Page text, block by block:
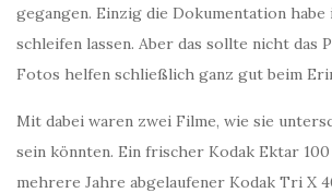
gegangen. Einzig die Dokumentation habe
schleifen lassen. Aber das sollte nicht das
Fotos helfen schließlich ganz gut beim
Mit dabei waren zwei Filme, wie sie
sein könnten. Ein frischer Kodak Ektar
mehrere Jahre abgelaufener Kodak Tri X